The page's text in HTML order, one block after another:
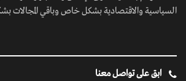
السياسية والاقتصادية بشكل خاص وباقي المجالات
ابق على تواصل معنا